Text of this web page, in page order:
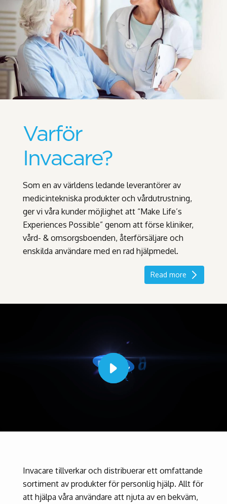
Varför
Invacare?
Som en av världens ledande leverantörer av
medicintekniska produkter och vårdutrustning,
ger vi våra kunder möjlighet att “Make Life’s
Experiences Possible” genom att förse kliniker,
vård- & omsorgsboenden, återförsäljare och
enskilda användare med en rad hjälpmedel.
Read more
Invacare tillverkar och distribuerar ett omfattande
sortiment av produkter för personlig hjälp. Allt för
att hjälpa våra användare att njuta av en bekväm,